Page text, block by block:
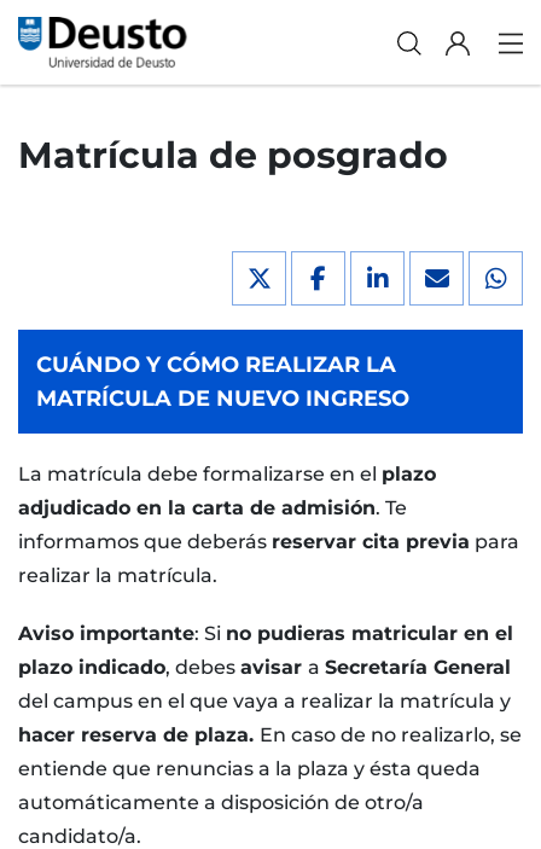
Matrícula de posgrado
CUÁNDO Y CÓMO REALIZAR LA
MATRÍCULA DE NUEVO INGRESO
La matrícula debe formalizarse en el plazo
adjudicado en la carta de admisión. Te
informamos que deberás reservar cita previa para
realizar la matrícula.
Aviso importante: Si no pudieras matricular en el
plazo indicado, debes avisar a Secretaría General
del campus en el que vaya a realizar la matrícula y
hacer reserva de plaza. En caso de no realizarlo, se
entiende que renuncias a la plaza y ésta queda
automáticamente a disposición de otro/a
candidato/a.